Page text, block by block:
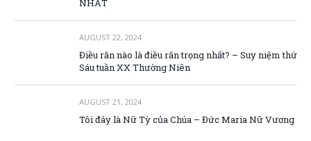
NHẤT
AUGUST 22, 2024
Điều răn nào là điều răn trọng nhất? – Suy niệm thứ
Sáu tuần XX Thường Niên
AUGUST 21, 2024
Tôi đây là Nữ Tỳ của Chúa – Đức Maria Nữ Vương